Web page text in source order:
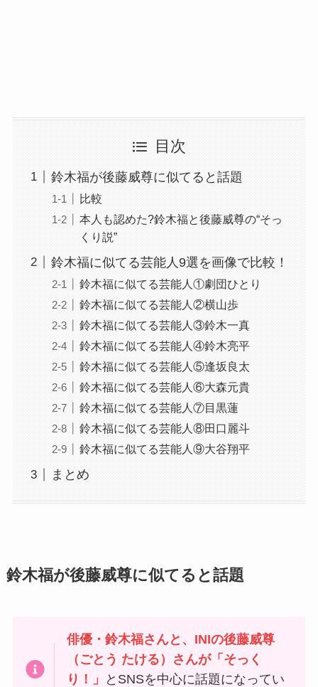
目次
鈴木福が後藤威尊に似てると話題
比較
本人も認めた?鈴木福と後藤威尊の“そっ
くり説”
鈴木福に似てる芸能人9選を画像で比較！
鈴木福に似てる芸能人①劇団ひとり
鈴木福に似てる芸能人②横山歩
鈴木福に似てる芸能人③鈴木一真
鈴木福に似てる芸能人④鈴木亮平
鈴木福に似てる芸能人⑤逢坂良太
鈴木福に似てる芸能人⑥大森元貴
鈴木福に似てる芸能人⑦目黒蓮
鈴木福に似てる芸能人⑧田口麗斗
鈴木福に似てる芸能人⑨大谷翔平
まとめ
鈴木福が後藤威尊に似てると話題
俳優・鈴木福さんと、INIの後藤威尊
（ごとう たける）さんが「そっく
り！」
とSNSを中心に話題になってい